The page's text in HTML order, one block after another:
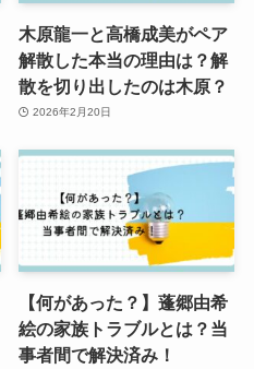
木原龍一と高橋成美がペア
解散した本当の理由は？解
散を切り出したのは木原？
2026年2月20日
【何があった？】蓬郷由希
絵の家族トラブルとは？当
事者間で解決済み！